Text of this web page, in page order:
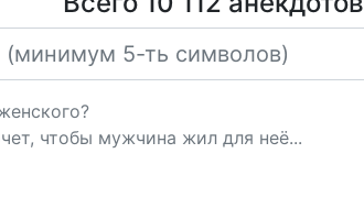
чтобы мужчина жил для неё...